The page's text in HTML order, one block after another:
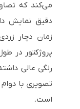
می‌کند که
دقیق نمایش
زمان دچار
پروژکتور در
رنگی عالی
تصویری با
است.